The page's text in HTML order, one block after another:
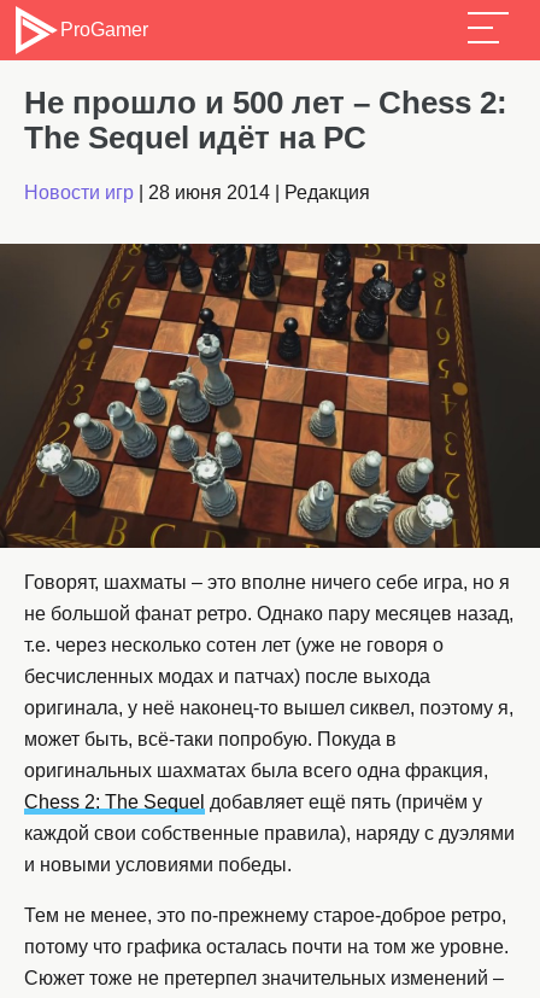
ProGamer
Не прошло и 500 лет – Chess 2:
The Sequel идёт на PC
Новости игр 28 июня 2014 Редакция
Говорят, шахматы – это вполне ничего себе игра, но я
не большой фанат ретро. Однако пару месяцев назад,
т.е. через несколько сотен лет (уже не говоря о
бесчисленных модах и патчах) после выхода
оригинала, у неё наконец-то вышел сиквел, поэтому я,
может быть, всё-таки попробую. Покуда в
оригинальных шахматах была всего одна фракция,
Chess 2: The Sequel добавляет ещё пять (причём у
каждой свои собственные правила), наряду с дуэлями
и новыми условиями победы.
Тем не менее, это по-прежнему старое-доброе ретро,
потому что графика осталась почти на том же уровне.
Сюжет тоже не претерпел значительных изменений –